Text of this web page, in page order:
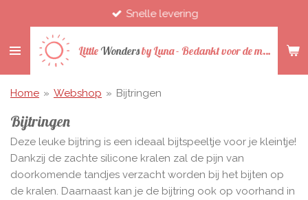
direct
naar
LittleWondersbyLuna - Bedankt voor de mooie jaren
Snelle levering
Home » Webshop » Bijtringen
Bijtringen
Deze leuke bijtring is een ideaal bijtspeeltje voor je kleintje!
Dankzij de zachte silicone kralen zal de pijn van
doorkomende tandjes verzacht worden bij het bijten op
de kralen. Daarnaast kan je de bijtring ook op voorhand in